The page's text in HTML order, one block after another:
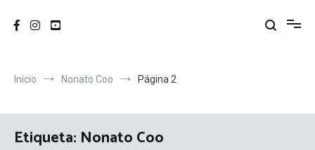
Inicio Nonato Coo Página 2
Etiqueta: Nonato Coo